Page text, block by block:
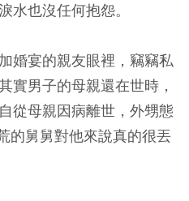
水也沒任何抱怨。
婚宴的親友眼裡，竊竊私
實男子的母親還在世時，
從母親因病離世，外甥態
的舅舅對他來說真的很丟